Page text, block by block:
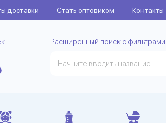
доставки Стать оптовиком Контакты
Расширенный поиск с фильтрами